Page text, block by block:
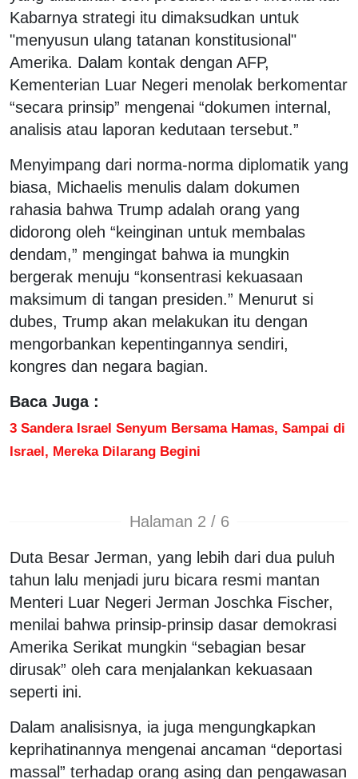
Kabarnya strategi itu dimaksudkan untuk
"menyusun ulang tatanan konstitusional"
Amerika. Dalam kontak dengan AFP,
Kementerian Luar Negeri menolak berkomentar
“secara prinsip” mengenai “dokumen internal,
analisis atau laporan kedutaan tersebut.”
Menyimpang dari norma-norma diplomatik yang
biasa, Michaelis menulis dalam dokumen
rahasia bahwa Trump adalah orang yang
didorong oleh “keinginan untuk membalas
dendam,” mengingat bahwa ia mungkin
bergerak menuju “konsentrasi kekuasaan
maksimum di tangan presiden.” Menurut si
dubes, Trump akan melakukan itu dengan
mengorbankan kepentingannya sendiri,
kongres dan negara bagian.
Baca Juga :
3 Sandera Israel Senyum Bersama Hamas, Sampai di
Israel, Mereka Dilarang Begini
Halaman 2 / 6
Duta Besar Jerman, yang lebih dari dua puluh
tahun lalu menjadi juru bicara resmi mantan
Menteri Luar Negeri Jerman Joschka Fischer,
menilai bahwa prinsip-prinsip dasar demokrasi
Amerika Serikat mungkin “sebagian besar
dirusak” oleh cara menjalankan kekuasaan
seperti ini.
Dalam analisisnya, ia juga mengungkapkan
keprihatinannya mengenai ancaman “deportasi
massal” terhadap orang asing dan pengawasan